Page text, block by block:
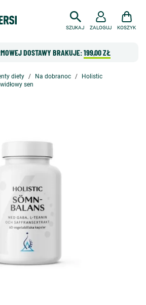
SZUKAJ
DOSTAWY BRAKUJE:199,00 ZŁ
ZALOGUJ KOSZYK
diety Na dobranoc
Holistic
sen